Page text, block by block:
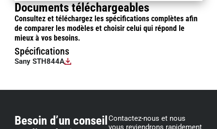
Documents téléchargeables
Consultez et téléchargez les spécifications complètes afin
de comparer les modèles et choisir celui qui répond le
mieux à vos besoins.
Spécifications
Sany STH844A
Besoin d’un conseil Contactez-nous et nous
vous reviendrons rapidement